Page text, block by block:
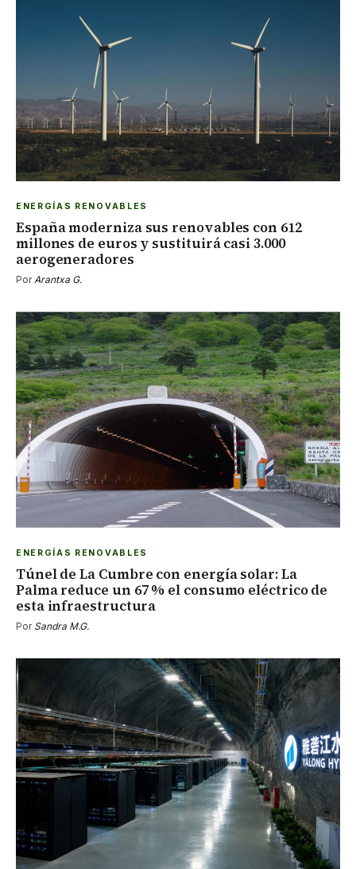
ENERGÍAS RENOVABLES
España moderniza sus renovables con 612
millones de euros y sustituirá casi 3.000
aerogeneradores
Por Arantxa G.
ENERGÍAS RENOVABLES
Túnel de La Cumbre con energía solar: La
Palma reduce un 67 % el consumo eléctrico de
esta infraestructura
Por Sandra M.G.